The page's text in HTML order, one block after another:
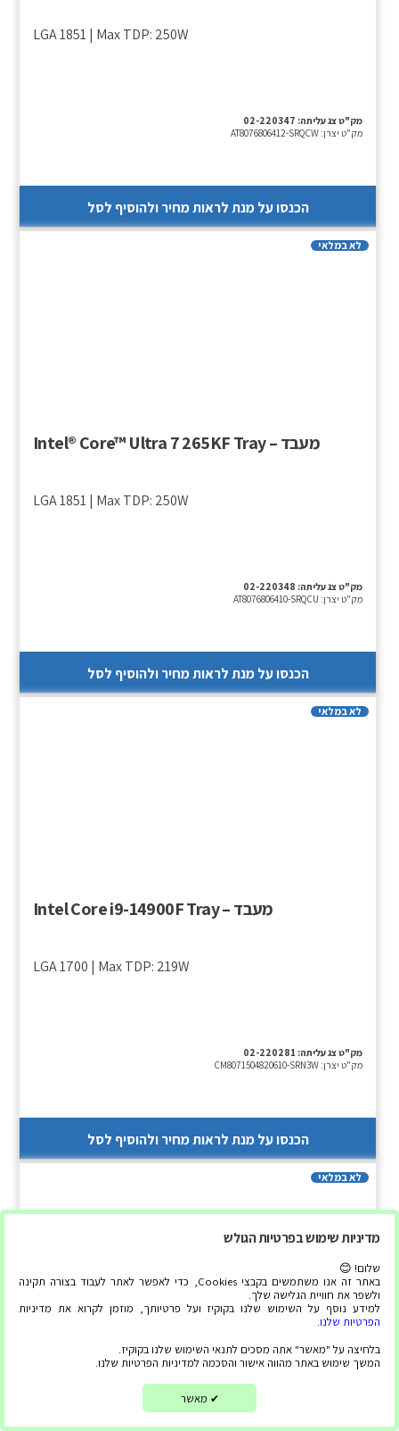
LGA 1851 | Max TDP: 250W
מק"ט צג עליתה: 02-220347
מק"ט יצרן: AT8076806412-SRQCW
הכנסו על מנת לראות מחיר ולהוסיף לסל
לא במלאי
מעבד – Intel® Core™ Ultra 7 265KF Tray
LGA 1851 | Max TDP: 250W
מק"ט צג עליתה: 02-220348
מק"ט יצרן: AT8076806410-SRQCU
הכנסו על מנת לראות מחיר ולהוסיף לסל
לא במלאי
מעבד – Intel Core i9-14900F Tray
LGA 1700 | Max TDP: 219W
מק"ט צג עליתה: 02-220281
מק"ט יצרן: CM8071504820610-SRN3W
הכנסו על מנת לראות מחיר ולהוסיף לסל
לא במלאי
מעבד – Intel Core i7-14700 Tray
מדיניות שימוש בפרטיות הגולש
שלום! 😊
באתר זה אנו משתמשים בקבצי Cookies, כדי לאפשר לאתר לעבוד בצורה תקינה
ולשפר את חוויית הגלישה שלך.
למידע נוסף על השימוש שלנו בקוקיז ועל פרטיותך, מוזמן לקרוא את מדיניות
הפרטיות שלנו.
בלחיצה על "מאשר" אתה מסכים לתנאי השימוש שלנו בקוקיז.
המשך שימוש באתר מהווה אישור והסכמה למדיניות הפרטיות שלנו.
✔ מאשר